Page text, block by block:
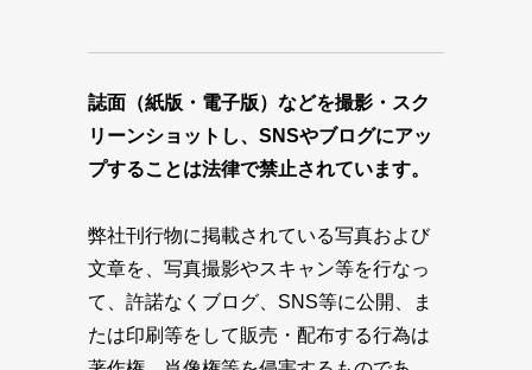
誌面（紙版・電子版）などを撮影・スク
リーンショットし、SNSやブログにアッ
プすることは法律で禁止されています。
弊社刊行物に掲載されている写真および
文章を、写真撮影やスキャン等を行なっ
て、許諾なくブログ、SNS等に公開、ま
たは印刷等をして販売・配布する行為は